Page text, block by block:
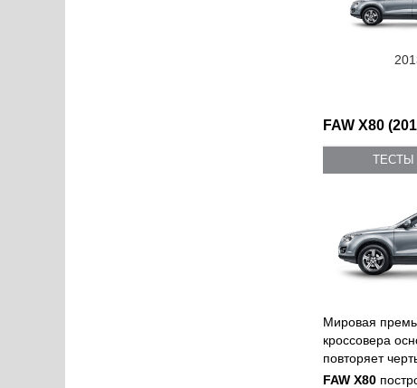
FAW X80
ТЕСТЫ
Мировая
кроссовера
повторяет
FAW X80